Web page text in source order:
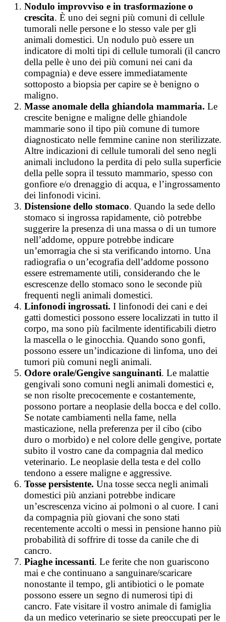
Nodulo improvviso e in trasformazione o
crescita. È uno dei segni più comuni di cellule
tumorali nelle persone e lo stesso vale per gli
animali domestici. Un nodulo può essere un
indicatore di molti tipi di cellule tumorali (il cancro
della pelle è uno dei più comuni nei cani da
compagnia) e deve essere immediatamente
sottoposto a biopsia per capire se è benigno o
maligno.
Masse anomale della ghiandola mammaria. Le
crescite benigne e maligne delle ghiandole
mammarie sono il tipo più comune di tumore
diagnosticato nelle femmine canine non sterilizzate.
Altre indicazioni di cellule tumorali del seno negli
animali includono la perdita di pelo sulla superficie
della pelle sopra il tessuto mammario, spesso con
gonfiore e/o drenaggio di acqua, e l’ingrossamento
dei linfonodi vicini.
Distensione dello stomaco. Quando la sede dello
stomaco si ingrossa rapidamente, ciò potrebbe
suggerire la presenza di una massa o di un tumore
nell’addome, oppure potrebbe indicare
un’emorragia che si sta verificando intorno. Una
radiografia o un’ecografia dell’addome possono
essere estremamente utili, considerando che le
escrescenze dello stomaco sono le seconde più
frequenti negli animali domestici.
Linfonodi ingrossati. I linfonodi dei cani e dei
gatti domestici possono essere localizzati in tutto il
corpo, ma sono più facilmente identificabili dietro
la mascella o le ginocchia. Quando sono gonfi,
possono essere un’indicazione di linfoma, uno dei
tumori più comuni negli animali.
Odore orale/Gengive sanguinanti. Le malattie
gengivali sono comuni negli animali domestici e,
se non risolte precocemente e costantemente,
possono portare a neoplasie della bocca e del collo.
Se notate cambiamenti nella fame, nella
masticazione, nella preferenza per il cibo (cibo
duro o morbido) e nel colore delle gengive, portate
subito il vostro cane da compagnia dal medico
veterinario. Le neoplasie della testa e del collo
tendono a essere maligne e aggressive.
Tosse persistente. Una tosse secca negli animali
domestici più anziani potrebbe indicare
un’escrescenza vicino ai polmoni o al cuore. I cani
da compagnia più giovani che sono stati
recentemente accolti o messi in pensione hanno più
probabilità di soffrire di tosse da canile che di
cancro.
Piaghe incessanti. Le ferite che non guariscono
mai e che continuano a sanguinare/scaricare
nonostante il tempo, gli antibiotici o le pomate
possono essere un segno di numerosi tipi di
cancro. Fate visitare il vostro animale di famiglia
da un medico veterinario se siete preoccupati per le